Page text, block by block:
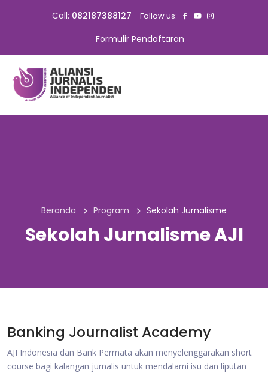
Call: 082187388127 Follow us:
Formulir Pendaftaran
Beranda Program Sekolah Jurnalisme
Sekolah Jurnalisme AJI
Banking Journalist Academy
AJI Indonesia dan Bank Permata akan menyelenggarakan short
course bagi kalangan jurnalis untuk mendalami isu dan liputan